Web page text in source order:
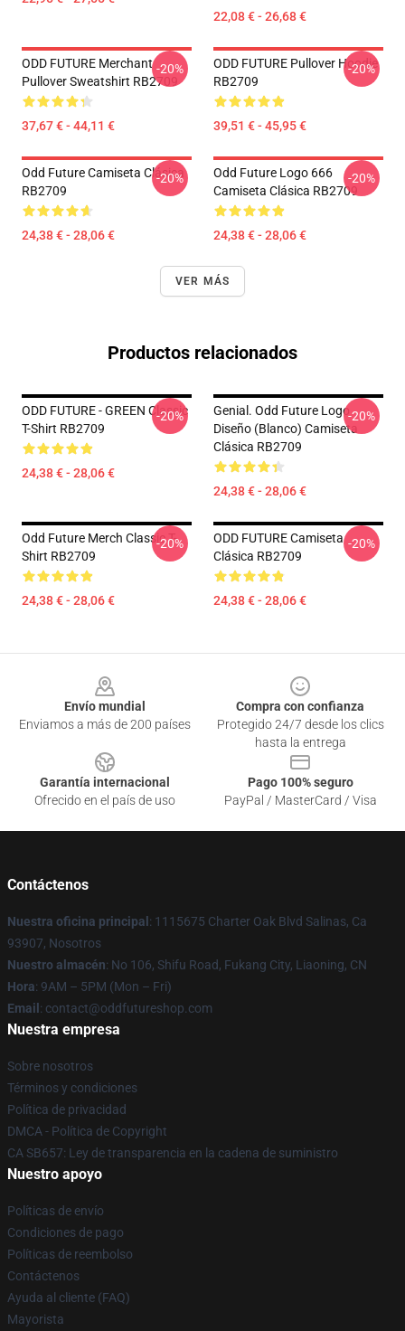
22,08 € - 26,68 €
ODD FUTURE Merchant
Pullover Sweatshirt RB2709
37,67 € - 44,11 €
-20%
ODD FUTURE Pullover Hoodie
RB2709
39,51 € - 45,95 €
-20%
Odd Future Camiseta Clásica
RB2709
24,38 € - 28,06 €
-20%
Odd Future Logo 666
Camiseta Clásica RB2709
24,38 € - 28,06 €
-20%
VER MÁS
Productos relacionados
ODD FUTURE - GREEN Classic
T-Shirt RB2709
24,38 € - 28,06 €
-20%
Genial. Odd Future Logo
Diseño (blanco) Camiseta
Clásica RB2709
24,38 € - 28,06 €
-20%
Odd Future Merch Classic T-
Shirt RB2709
24,38 € - 28,06 €
-20%
ODD FUTURE Camiseta
Clásica RB2709
24,38 € - 28,06 €
-20%
Envío mundial
Enviamos a más de 200 países
Compra con confianza
Protegido 24/7 desde los clics
hasta la entrega
Garantía internacional
Ofrecido en el país de uso
Pago 100% seguro
PayPal / MasterCard / Visa
Contáctenos
Nuestra oficina principal : 1115675 Charter Oak Blvd Salinas, Ca
93907, Nosotros
Nuestro almacén: No 106, Shifu Road, Fukang City, Liaoning, CN
Hora: 9AM – 5PM (Mon – Fri)
Email : contact@oddfutureshop.com
Nuestra empresa
Sobre nosotros
Términos y condiciones
Política de privacidad
DMCA - Política de Copyright
CA SB657: Ley de transparencia en la cadena de suministro
Nuestro apoyo
Políticas de envío
Condiciones de pago
Políticas de reembolso
Contáctenos
Ayuda al cliente (FAQ)
Mayorista